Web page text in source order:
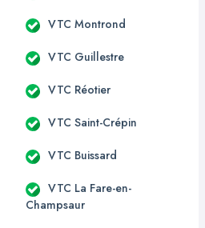
VTC Montrond
VTC Guillestre
VTC Réotier
VTC Saint-Crépin
VTC Buissard
VTC La Fare-en-
Champsaur